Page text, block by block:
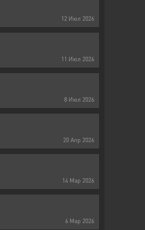
12 Июл 2026
11 Июл 2026
8 Июл 2026
20 Апр 2026
14 Мар 2026
6 Мар 2026